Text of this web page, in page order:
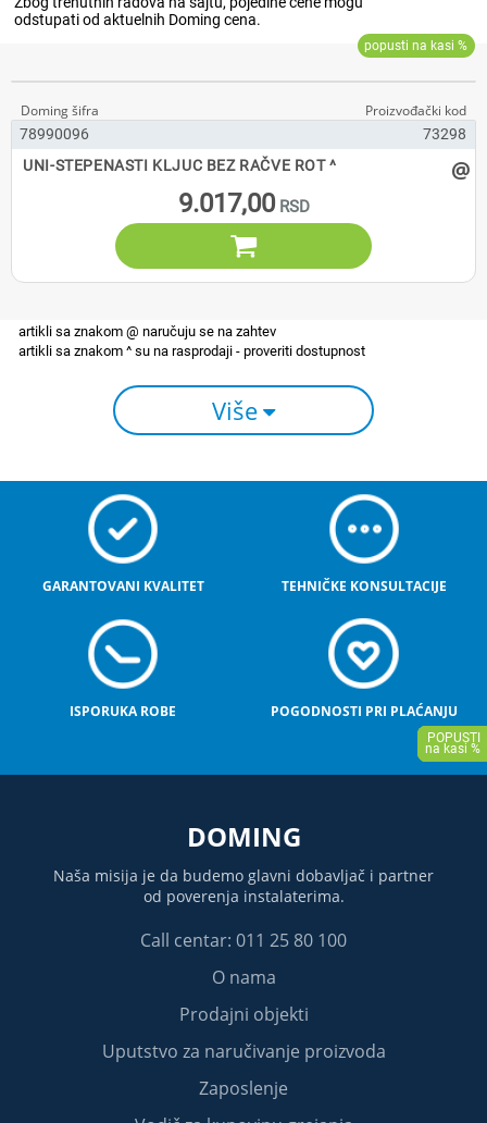
78990096
73298
UNI-STEPENASTI KLJUC BEZ RAČVE ROT ^
9.017,00
@

Više
GARANTOVANI KVALITET TEHNIČKE KONSULTACIJE
ISPORUKA ROBE POGODNOSTI PRI PLAĆANJU
DOMING
Naša misija je da budemo glavni dobavljač i partner
od poverenja instalaterima.
Call centar: 011 25 80 100
O nama
Prodajni objekti
Uputstvo za naručivanje proizvoda
Zaposlenje